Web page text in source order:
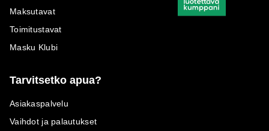
Maksutavat
Toimitustavat
Masku Klubi
Tarvitsetko apua?
Asiakaspalvelu
Vaihdot ja palautukset